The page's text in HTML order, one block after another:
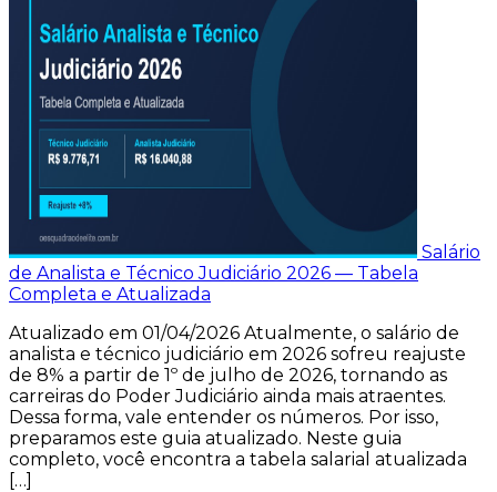
Salário
de Analista e Técnico Judiciário 2026 — Tabela
Completa e Atualizada
Atualizado em 01/04/2026 Atualmente, o salário de
analista e técnico judiciário em 2026 sofreu reajuste
de 8% a partir de 1º de julho de 2026, tornando as
carreiras do Poder Judiciário ainda mais atraentes.
Dessa forma, vale entender os números. Por isso,
preparamos este guia atualizado. Neste guia
completo, você encontra a tabela salarial atualizada
[…]